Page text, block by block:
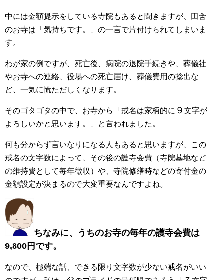
中には金額提示をしている寺院もあると聞きますが、田舎
のお寺は「気持ちです。」の一言で片付けられてしまいま
す。
わが家の例ですが、死亡後、病院の退院手続きや、葬儀社
やお寺への連絡、役場への死亡届け、葬儀費用の捻出な
ど、一気に慌ただしくなります。
そのゴタゴタの中で、お寺から「戒名は家柄的に ９ 文字が
よろしいかと思います。」と言われました。
何も分からず言いなりになる人もあると思いますが、この
戒名の文字数によって、その後の護寺会費（寺院墓地など
の維持費として毎年徴収）や、寺院修繕時などの寄付金の
金額設定が決まるので大変重要なんですよね。
ちなみに、うちのお寺の毎年の護寺会費は
9,800円です。
なので、極端な話、できる限り文字数が少ない戒名がいい